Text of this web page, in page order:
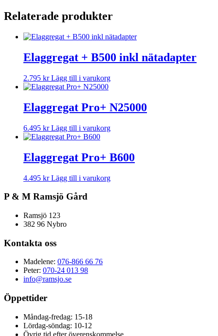
Relaterade produkter
Elaggregat + B500 inkl nätadapter
2.795 kr Lägg till i varukorg
Elaggregat Pro+ N25000
6.495 kr Lägg till i varukorg
Elaggregat Pro+ B600
4.495 kr Lägg till i varukorg
P & M Ramsjö Gård
Ramsjö 123
382 96 Nybro
Kontakta oss
Madelene: 076-866 66 76
Peter: 070-24 013 98
info@ramsjo.se
Öppettider
Måndag-fredag: 15-18
Lördag-söndag: 10-12
Övrig tid efter överenskommelse